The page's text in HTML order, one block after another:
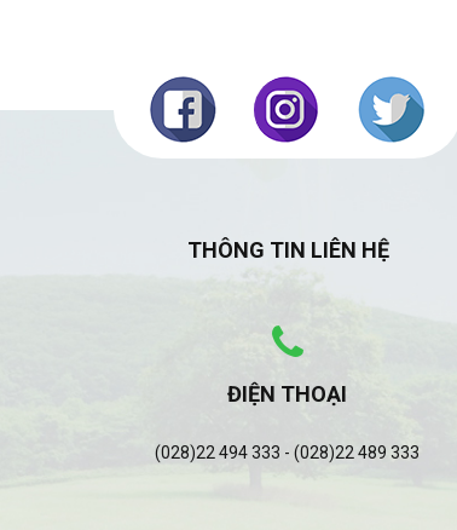
THÔNG TIN LIÊN HỆ
ĐIỆN THOẠI
(028)22 494 333 - (028)22 489 333